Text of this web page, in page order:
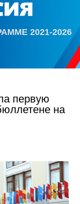
2021-2026
первую
на